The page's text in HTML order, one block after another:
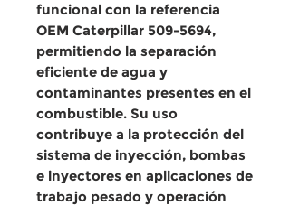
funcional con la referencia
OEM Caterpillar 509-5694,
permitiendo la separación
eficiente de agua y
contaminantes presentes en el
combustible. Su uso
contribuye a la protección del
sistema de inyección, bombas
e inyectores en aplicaciones de
trabajo pesado y operación